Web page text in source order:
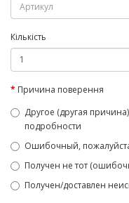
Кількість
Причина поверення
Другое (другая
подробности
Ошибочный,
Получен не тот
Получен/доставлен